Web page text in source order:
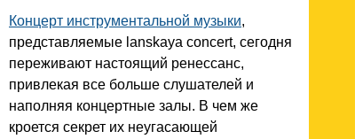
Концерт инструментальной музыки,
представляемые lanskaya concert, сегодня
переживают настоящий ренессанс,
привлекая все больше слушателей и
наполняя концертные залы. В чем же
кроется секрет их неугасающей